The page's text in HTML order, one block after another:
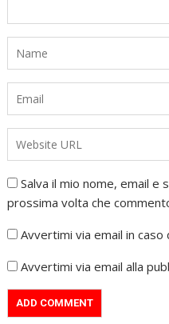
Salva il mio nome, email
prossima volta che
Avvertimi via email in
Avvertimi via email alla